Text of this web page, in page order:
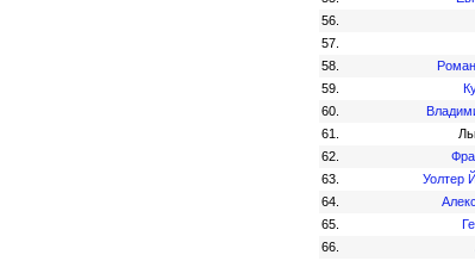
56.
57.
58.
59.
60.
61.
62.
63.
Уолтер
64.
65.
66.